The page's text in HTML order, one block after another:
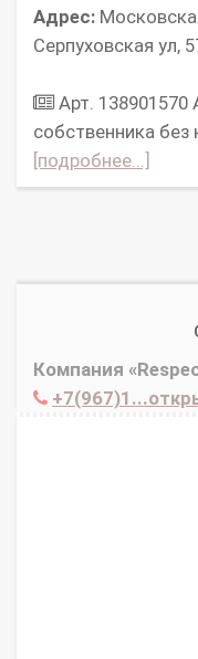
Адрес:
Серпуховская ул,
Арт.
cобcтвенникa без
[подробнее...]
Компания